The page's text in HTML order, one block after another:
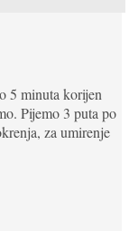
5 minuta korijen
Pijemo 3 puta po
za umirenje